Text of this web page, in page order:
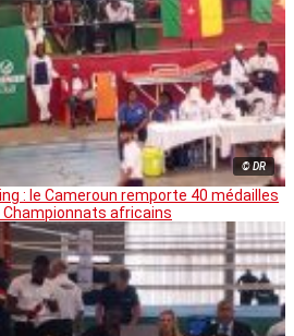
© DR
: le Cameroun remporte 40 médailles
Championnats africains